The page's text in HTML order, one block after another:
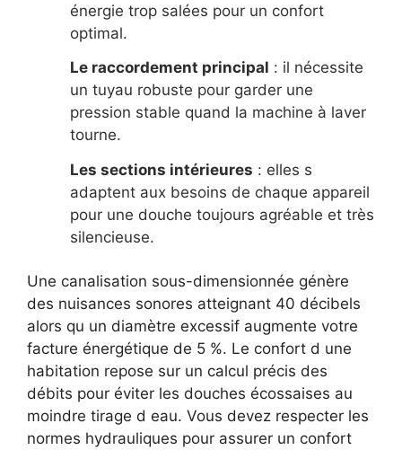
énergie trop salées pour un confort
optimal.
Le raccordement principal : il nécessite
un tuyau robuste pour garder une
pression stable quand la machine à laver
tourne.
Les sections intérieures : elles s
adaptent aux besoins de chaque appareil
pour une douche toujours agréable et très
silencieuse.
Une canalisation sous-dimensionnée génère
des nuisances sonores atteignant 40 décibels
alors qu un diamètre excessif augmente votre
facture énergétique de 5 %. Le confort d une
habitation repose sur un calcul précis des
débits pour éviter les douches écossaises au
moindre tirage d eau. Vous devez respecter les
normes hydrauliques pour assurer un confort